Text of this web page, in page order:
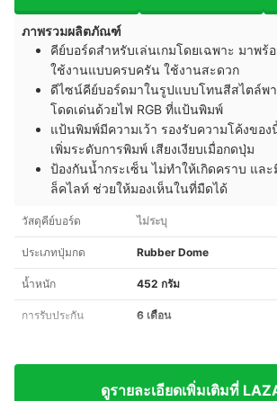
ภาพรวมผลิตภัณฑ์
คีย์บอร์ดสำหรับเล่นเกมโดยเฉพาะ มาพร้
ใช้งานแบบครบครัน ใช้งานสะดวก
ดีไซน์คีย์บอร์ดมาในรูปแบบโทนสีสไตล์พา
โดดเด่นด้วยไฟ RGB ที่แป้นพิมพ์
แป้นพิมพ์มีความเว้า รองรับความโค้งขอ
เพิ่มระดับการพิมพ์ เสียงเงียบเมื่อกดปุ่ม
ป้องกันน้ำกระเซ็น ไม่ทำให้เกิดคราบ แล
ล็คไลท์ ช่วยให้มองเห็นในที่มืดได้
วัสดุคีย์บอร์ด ไม่ระบุ
ประเภทปุ่มกด Rubber Dome
น้ำหนัก 452 กรัม
การรับประกัน 6 เดือน
ดูรายละเอียดเพิ่มเติมที่